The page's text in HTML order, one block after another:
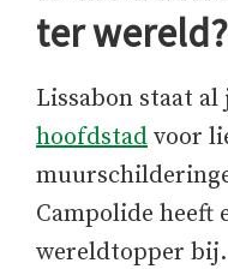
ter wereld?
Lissabon staat
hoofdstad voor
Campolide heeft
wereldtopper